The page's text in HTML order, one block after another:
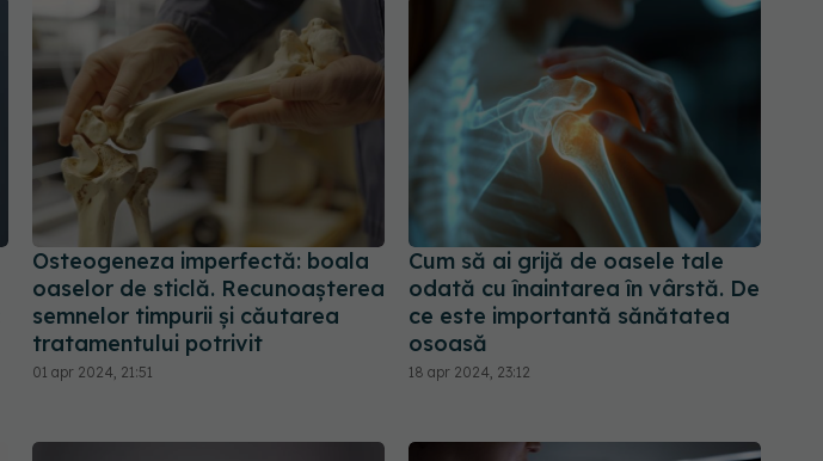
Osteogeneza imperfectă: boala
oaselor de sticlă. Recunoașterea
semnelor timpurii și căutarea
tratamentului potrivit
01 apr 2024, 21:51
Cum să ai grijă de oasele tale
odată cu înaintarea în vârstă. De
ce este importantă sănătatea
osoasă
18 apr 2024, 23:12